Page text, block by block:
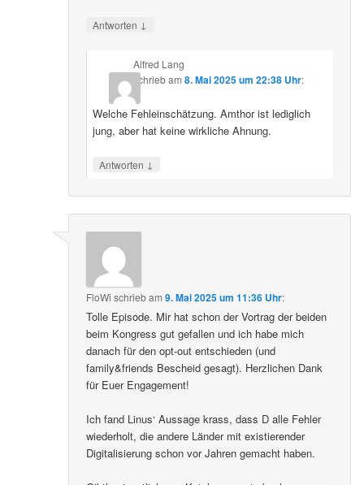
Antworten ↓
Alfred Lang
schriebam 8. Mai 2025 um 22:38 Uhr:
Welche Fehleinschätzung. Amthor ist lediglich
jung, aber hat keine wirkliche Ahnung.
Antworten ↓
FloWi schriebam9. Mai 2025 um 11:36 Uhr:
Tolle Episode. Mir hat schon der Vortrag der beiden
beim Kongress gut gefallen und ich habe mich
danach für den opt-out entschieden (und
family&friends Bescheid gesagt). Herzlichen Dank
für Euer Engagement!
Ich fand Linus‘ Aussage krass, dass D alle Fehler
wiederholt, die andere Länder mit existierender
Digitalisierung schon vor Jahren gemacht haben.